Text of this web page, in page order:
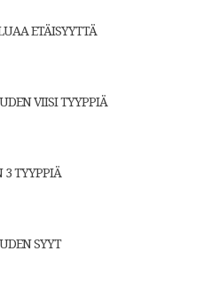
ETÄISYYTTÄ
VIISI TYYPPIÄ
3 TYYPPIÄ
SYYT